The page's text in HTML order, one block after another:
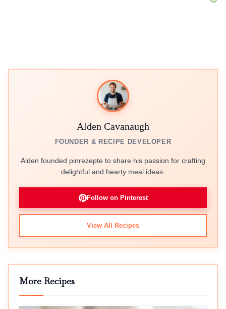
Alden Cavanaugh
FOUNDER & RECIPE DEVELOPER
Alden founded pinrezepte to share his passion for crafting
delightful and hearty meal ideas.
Follow on Pinterest
View All Recipes
More Recipes